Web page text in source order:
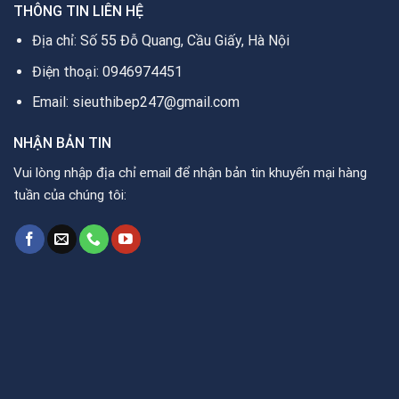
THÔNG TIN LIÊN HỆ
Địa chỉ: Số 55 Đỗ Quang, Cầu Giấy, Hà Nội
Điện thoại: 0946974451
Email: sieuthibep247@gmail.com
NHẬN BẢN TIN
Vui lòng nhập địa chỉ email để nhận bản tin khuyến mại hàng
tuần của chúng tôi: